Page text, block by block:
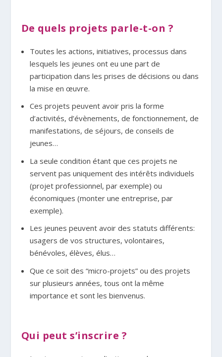
De quels projets parle-t-on ?
Toutes les actions, initiatives, processus dans
lesquels les jeunes ont eu une part de
participation dans les prises de décisions ou dans
la mise en œuvre.
Ces projets peuvent avoir pris la forme
d’activités, d’évènements, de fonctionnement, de
manifestations, de séjours, de conseils de
jeunes…
La seule condition étant que ces projets ne
servent pas uniquement des intérêts individuels
(projet professionnel, par exemple) ou
économiques (monter une entreprise, par
exemple).
Les jeunes peuvent avoir des statuts différents:
usagers de vos structures, volontaires,
bénévoles, élèves, élus…
Que ce soit des “micro-projets” ou des projets
sur plusieurs années, tous ont la même
importance et sont les bienvenus.
Qui peut s’inscrire ?